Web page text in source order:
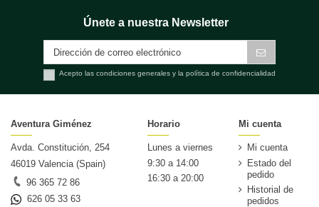
Únete a nuestra Newsletter
Acepto las condiciones generales y la política de confidencialidad
Aventura Giménez
Avda. Constitución, 254
46019 Valencia (Spain)
96 365 72 86
626 05 33 63
Horario
Lunes a viernes
9:30 a 14:00
16:30 a 20:00
Mi cuenta
Mi cuenta
Estado del
pedido
Historial de
pedidos